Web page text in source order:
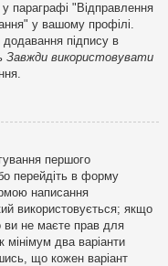
параграфі "Відправлення
у вашому профілі.
підпису в
Завжди використовувати
першого
перейдіть в форму
написання
використовується; якщо
ви не маєте прав для
мінімум два варіанти
що кожен варіант